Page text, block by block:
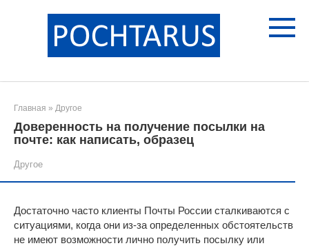
Главная » Другое
Доверенность на получение посылки на
почте: как написать, образец
Другое
Достаточно часто клиенты Почты России сталкиваются с
ситуациями, когда они из-за определенных обстоятельств
не имеют возможности лично получить посылку или